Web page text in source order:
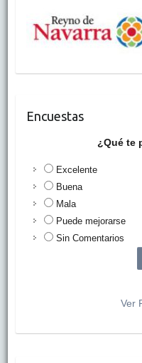
Encuestas
¿Qué te
Excelente
Buena
Mala
Puede mejorarse
Sin Comentarios
Ver